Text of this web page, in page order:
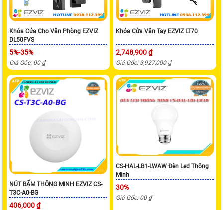
Khóa Cửa Cho Văn Phòng EZVIZ
DL50FVS
5%-35%
Giá Gốc: 00 ₫
Khóa Cửa Vân Tay EZVIZ LT70
2,748,900 ₫
Giá Gốc: 3,927,000 ₫
NÚT BẤM THÔNG MINH EZVIZ CS-
T3C-A0-BG
406,000 ₫
CS-HAL-LB1-LWAW Đèn Led Thông
Minh
30%
Giá Gốc: 00 ₫